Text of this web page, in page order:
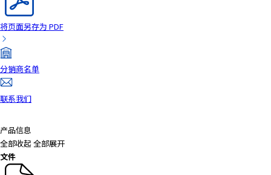
将页面另存为 PDF
分销商名单
联系我们
产品信息
全部收起 全部展开
文件